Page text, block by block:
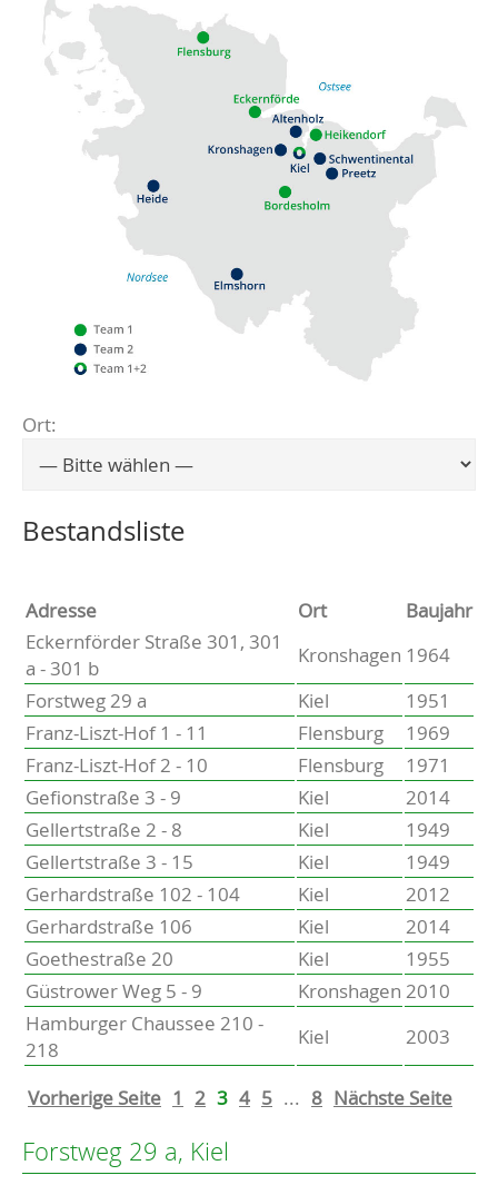
Eckernförde
Heikendorf
Kronshagen
Schwentinental
Preetz
Heide
Bordesholm
Elmshorn
Ort:
Wählen Sie einen Ort, um zur entsprechenden Seite
Bestandsliste
Adresse Ort
Baujahr
Eckernförder Straße 301, 301
a - 301 b
Kronshagen 1964
Forstweg 29 a
Kiel
1951
Franz-Liszt-Hof 1 - 11
Flensburg
1969
Franz-Liszt-Hof 2 - 10
Flensburg
1971
Gefionstraße 3 - 9
Kiel
2014
Gellertstraße 2 - 8
Kiel
1949
Gellertstraße 3 - 15
Kiel
1949
Gerhardstraße 102 - 104
Kiel
2012
Gerhardstraße 106
Kiel
2014
Goethestraße 20
Kiel
1955
Güstrower Weg 5 - 9
Kronshagen 2010
Hamburger Chaussee 210 -
218
Kiel 2003
Vorherige Seite 1 2 3 4 5 ... 8 Nächste Seite
Forstweg 29 a, Kiel